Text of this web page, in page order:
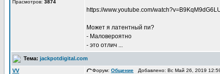
Прасмотров: 3874
https://www.youtube.com/
Может я латентный пи?
- Маловероятно
- это отлич ...
Тема: jackpotdigital.com
VV Форум: Общение Добавлено: Вс Май 26, 2019